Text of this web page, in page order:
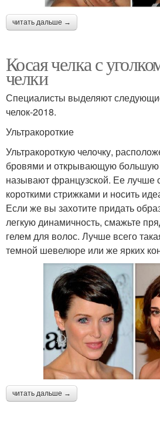
читать дальше →
Косая челка с
челки
Специалисты выделяют
челок-2018.
Ультракороткие
Ультракороткую челочку,
бровями и открывающую большую
называют французской. Ее лучше
короткими стрижками и носить
Если же вы захотите придать
легкую динамичность, смажьте
гелем для волос. Лучше всего
темной шевелюре или же ярких
читать дальше →